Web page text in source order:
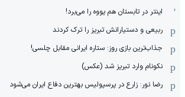
اینتر در تابستان هم یووه را می‌برد!
ربیعی و دستیارانش تبریز را ترک کردند
جذاب‌ترین بازی روز: ستاره ایرانی مقابل چلسی!
نکونام وارد تبریز شد (عکس)
رضا نور: زارع در پرسپولیس بهترین دفاع ایران می‌شود